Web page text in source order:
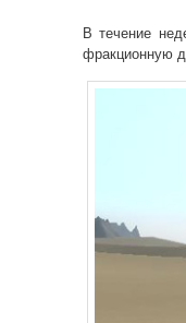
В течение
фракционную